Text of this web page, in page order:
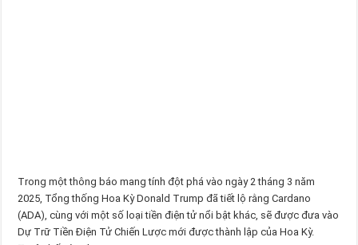
Trong một thông báo mang tính đột phá vào ngày 2 tháng 3 năm
2025, Tổng thống Hoa Kỳ Donald Trump đã tiết lộ rằng Cardano
(ADA), cùng với một số loại tiền điện tử nổi bật khác, sẽ được đưa vào
Dự Trữ Tiền Điện Tử Chiến Lược mới được thành lập của Hoa Kỳ.